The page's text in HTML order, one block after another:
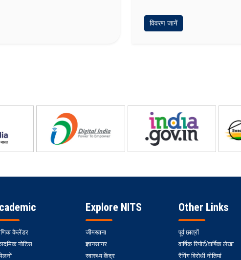
विवरण जानें
कैलेंडर
नोटिस
Explore NITS
जीमखाना
ज्ञानसागर
स्वास्थ्य केंद्र
Other Links
पूर्व छात्रों
वार्षिक रिपोर्ट/वार्षिक लेखा
रैगिंग विरोधी नीतियां